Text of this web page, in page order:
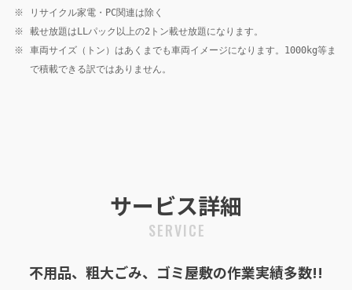
※
リサイクル家電・PC関連は除く
※
載せ放題はLLパック以上の2トン載せ放題になります。
※
車両サイズ（トン）はあくまでも車両イメージになります。1000kg等ま
で積載できる訳ではありません。
サービス詳細
SERVICE
不用品、粗大ごみ、ゴミ屋敷の作業実績多数!!